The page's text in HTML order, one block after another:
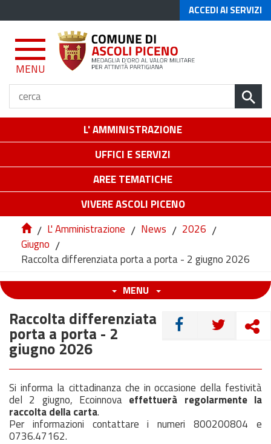
ACCEDI AI SERVIZI
MENU
L' AMMINISTRAZIONE
UFFICI E SERVIZI
AREE TEMATICHE
VIVERE ASCOLI PICENO
/ L' Amministrazione / News / 2026 /
Giugno /
Raccolta differenziata porta a porta - 2 giugno 2026
MENU
CONDIVIDI
Raccolta differenziata
porta a porta - 2
giugno 2026
Si informa la cittadinanza che in occasione della festività
del 2 giugno, Ecoinnova effettuerà regolarmente la
raccolta della carta.
Per informazioni contattare i numeri 800200804 e
0736.47162.